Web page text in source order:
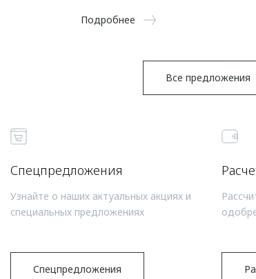
Подробнее
Все предложения
Спецпредложения
Узнайте о наших актуальных акциях и
специальных предложениях
Спецпредложения